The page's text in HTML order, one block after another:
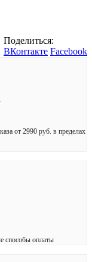
Поделиться:
ВКонтакте Facebook
от 2990 руб. в пределах
способы оплаты